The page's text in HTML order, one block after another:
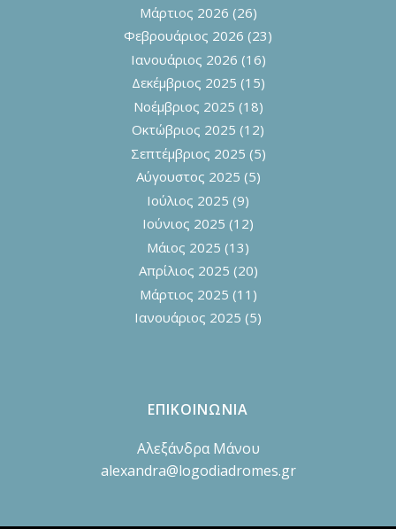
Μάρτιος 2026 (26)
Φεβρουάριος 2026 (23)
Ιανουάριος 2026 (16)
Δεκέμβριος 2025 (15)
Νοέμβριος 2025 (18)
Οκτώβριος 2025 (12)
Σεπτέμβριος 2025 (5)
Αύγουστος 2025 (5)
Ιούλιος 2025 (9)
Ιούνιος 2025 (12)
Μάιος 2025 (13)
Απρίλιος 2025 (20)
Μάρτιος 2025 (11)
Ιανουάριος 2025 (5)
ΕΠΙΚΟΙΝΩΝΙΑ
Αλεξάνδρα Μάνου
alexandra@logodiadromes.gr